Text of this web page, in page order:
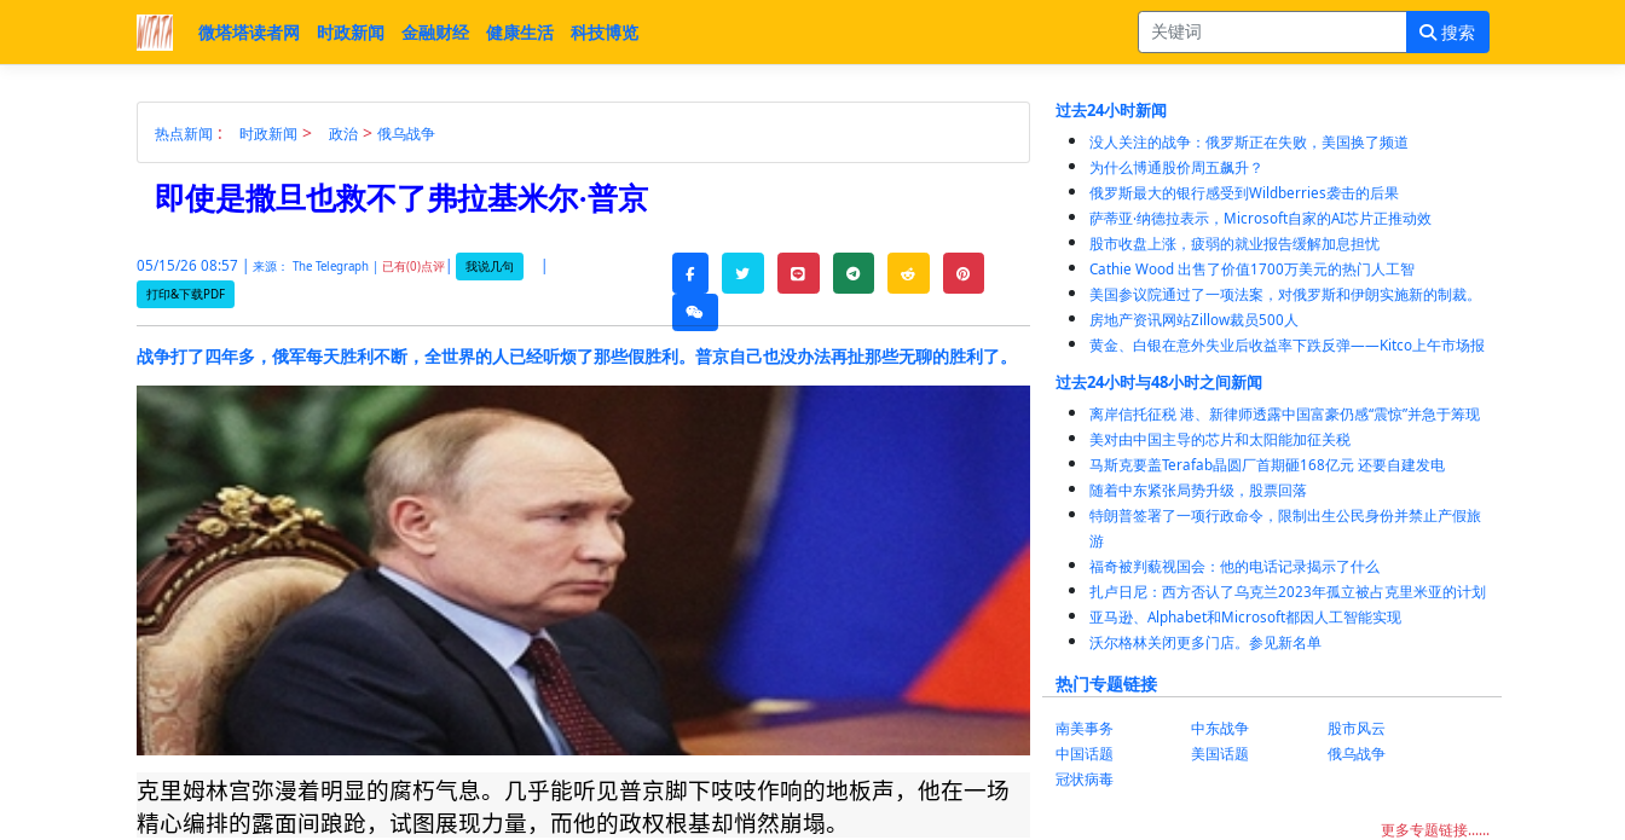
微塔塔读者网 时政新闻 金融财经 健康生活 科技博览 搜索
热点新闻 : 时政新闻 > 政治 > 俄乌战争
即使是撒旦也救不了弗拉基米尔·普京
05/15/26 08:57 | 来源： The Telegraph | 已有(0)点评| 我说几句 |
打印&下载PDF
facebooktwitterline telegramreddit pinterest
weixin
战争打了四年多，俄军每天胜利不断，全世界的人已经听烦了那些假胜利。普京自己也没办法再扯那些无聊的胜利了。
克里姆林宫弥漫着明显的腐朽气息。几乎能听见普京脚下吱吱作响的地板声，他在一场
精心编排的露面间踉跄，试图展现力量，而他的政权根基却悄然崩塌。
过去24小时新闻
没人关注的战争：俄罗斯正在失败，美国换了频道
为什么博通股价周五飙升？
俄罗斯最大的银行感受到Wildberries袭击的后果
萨蒂亚·纳德拉表示，Microsoft自家的AI芯片正推动效
股市收盘上涨，疲弱的就业报告缓解加息担忧
Cathie Wood 出售了价值1700万美元的热门人工智
美国参议院通过了一项法案，对俄罗斯和伊朗实施新的制裁。
房地产资讯网站Zillow裁员500人
黄金、白银在意外失业后收益率下跌反弹——Kitco上午市场报
过去24小时与48小时之间新闻
离岸信托征税 港、新律师透露中国富豪仍感“震惊”并急于筹现
美对由中国主导的芯片和太阳能加征关税
马斯克要盖Terafab晶圆厂首期砸168亿元 还要自建发电
随着中东紧张局势升级，股票回落
特朗普签署了一项行政命令，限制出生公民身份并禁止产假旅
游
福奇被判藐视国会：他的电话记录揭示了什么
扎卢日尼：西方否认了乌克兰2023年孤立被占克里米亚的计划
亚马逊、Alphabet和Microsoft都因人工智能实现
沃尔格林关闭更多门店。参见新名单
热门专题链接
南美事务 中东战争
股市风云
中国话题
美国话题
俄乌战争
冠状病毒
更多专题链接......